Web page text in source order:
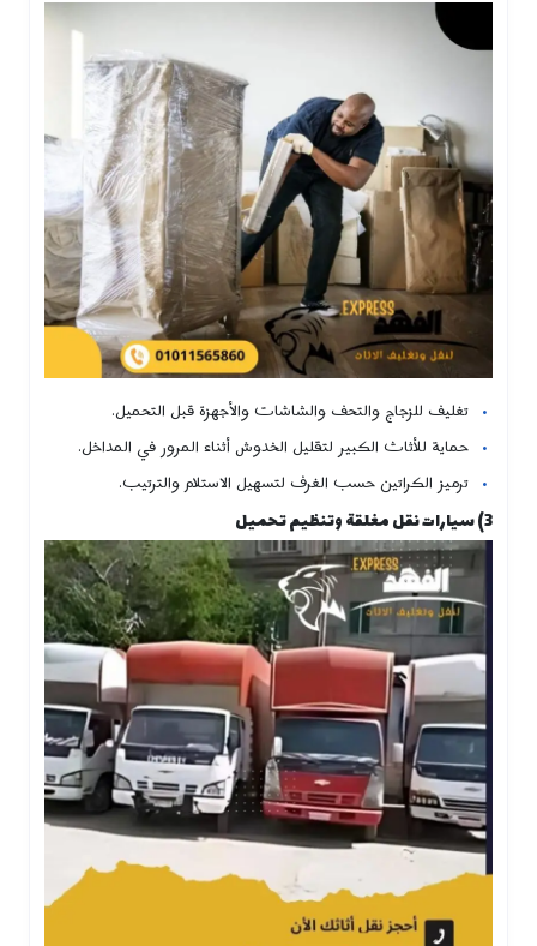
تغليف للزجاج والتحف والشاشات والأجهزة قبل التحميل.
حماية للأثاث الكبير لتقليل الخدوش أثناء المرور في المداخل.
ترميز الكراتين حسب الغرف لتسهيل الاستلام والترتيب.
3) سيارات نقل مغلقة وتنظيم تحميل